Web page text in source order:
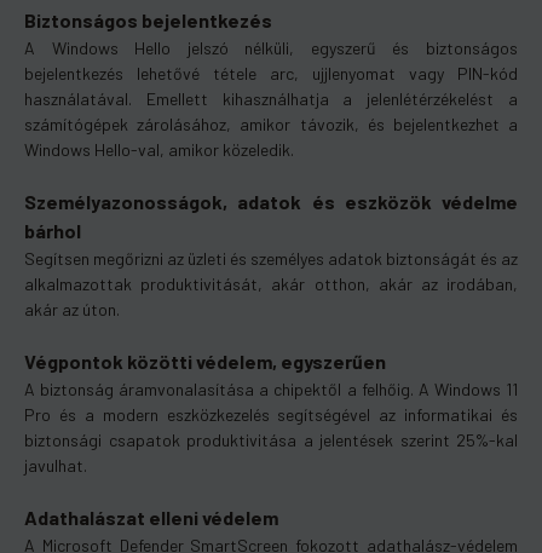
Biztonságos bejelentkezés
A Windows Hello jelszó nélküli, egyszerű és biztonságos
bejelentkezés lehetővé tétele arc, ujjlenyomat vagy PIN-kód
használatával. Emellett kihasználhatja a jelenlétérzékelést a
számítógépek zárolásához, amikor távozik, és bejelentkezhet a
Windows Hello-val, amikor közeledik.
Személyazonosságok, adatok és eszközök védelme
bárhol
Segítsen megőrizni az üzleti és személyes adatok biztonságát és az
alkalmazottak produktivitását, akár otthon, akár az irodában,
akár az úton.
Végpontok közötti védelem, egyszerűen
A biztonság áramvonalasítása a chipektől a felhőig. A Windows 11
Pro és a modern eszközkezelés segítségével az informatikai és
biztonsági csapatok produktivitása a jelentések szerint 25%-kal
javulhat.
Adathalászat elleni védelem
A Microsoft Defender SmartScreen fokozott adathalász-védelem